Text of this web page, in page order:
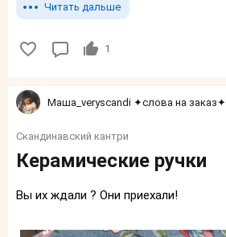
Читать дальше
1
Маша_veryscandi ✦слова на заказ✦
Скандинавский кантри
Керамические ручки
Вы их ждали ? Они приехали!